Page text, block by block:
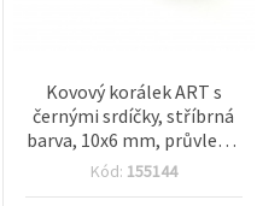
Kovový korálek ART s
černými srdíčky, stříbrná
barva, 10x6 mm, průvlek 5
mm
Kód: 155144